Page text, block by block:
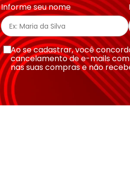
Informe seu nome
Ao se cadastrar, você
cancelamento de e-mails
nas suas compras e não